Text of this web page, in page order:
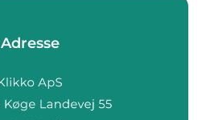
Adresse